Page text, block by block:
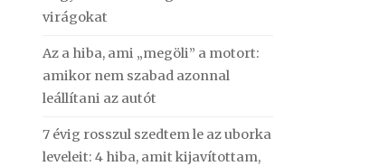
virágokat
Az a hiba, ami „megöli” a motort:
amikor nem szabad azonnal
leállítani az autót
7 évig rosszul szedtem le az uborka
leveleit: 4 hiba, amit kijavítottam,